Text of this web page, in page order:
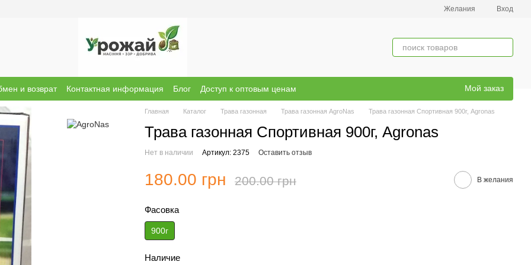
Желания Вход
и возврат Контактная информация Блог
Доступ к оптовым ценам
о магазине Бренди
Мой заказ
Главная Каталог Трава газонная Трава газонная AgroNas Трава газонная Спортивная 900г, Agronas
Трава газонная Спортивная 900г, Agronas
Нет в наличии Артикул: 2375 Оставить отзыв
180.00 грн 200.00 грн В желания
Фасовка
900г
Наличие